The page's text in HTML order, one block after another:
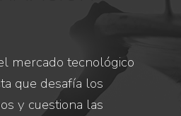
mercado tecnológico
que desafía los
y cuestiona las